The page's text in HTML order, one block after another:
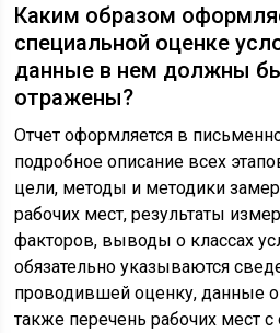
Каким образом
специальной оценке
данные в нем должны
отражены?
Отчет оформляется в
подробное описание всех
цели, методы и методики
рабочих мест, результаты
факторов, выводы о классах
обязательно указываются
проводившей оценку, данные о
также перечень рабочих мест